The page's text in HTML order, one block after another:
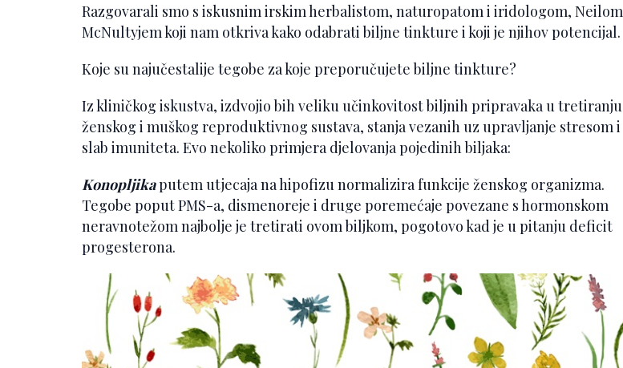
Razgovarali smo s iskusnim irskim herbalistom, naturopatom i iridologom, Neilom
McNultyjem koji nam otkriva kako odabrati biljne tinkture i koji je njihov potencijal.
Koje su najučestalije tegobe za koje preporučujete biljne tinkture?
Iz kliničkog iskustva, izdvojio bih veliku učinkovitost biljnih pripravaka u tretiranju
ženskog i muškog reproduktivnog sustava, stanja vezanih uz upravljanje stresom i
slab imuniteta. Evo nekoliko primjera djelovanja pojedinih biljaka:
Konopljikaputem utjecaja na hipofizu normalizira funkcije ženskog organizma.
Tegobe poput PMS-a, dismenoreje i druge poremećaje povezane s hormonskom
neravnotežom najbolje je tretirati ovom biljkom, pogotovo kad je u pitanju deficit
progesterona.